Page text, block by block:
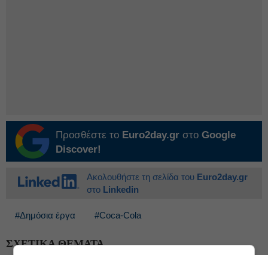
Προσθέστε το Euro2day.gr στο Google
Discover!
Ακολουθήστε τη σελίδα του Euro2day.gr
στο Linkedin
#Δημόσια έργα #Coca-Cola
ΣΧΕΤΙΚΑ ΘΕΜΑΤΑ